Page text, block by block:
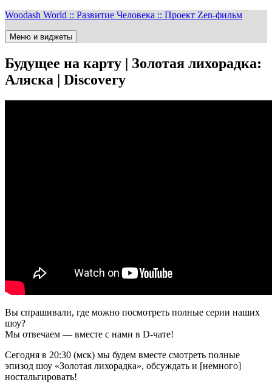
Перейти
содержимому
Woodash World :: Развитие Человека :: Проект Zen-фильм
Меню и виджеты
Будущее на карту | Золотая лихорадка:
Аляска | Discovery
Вы спрашивали, где можно посмотреть полные серии наших
шоу?
Мы отвечаем — вместе с нами в D-чате!
Сегодня в 20:30 (мск) мы будем вместе смотреть полные
эпизод шоу «Золотая лихорадка», обсуждать и [немного]
ностальгировать!